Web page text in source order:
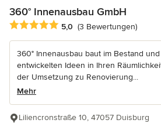
360° Innenausbau GmbH
Durchschnittliche Bewertung: 5 von 5
5,0 (3 Bewertungen)
360° Innenausbau baut im Bestand
entwickelten Ideen in Ihren
der Umsetzung zu Renovierung...
Mehr
Liliencronstraße 10, 47057 Duisburg